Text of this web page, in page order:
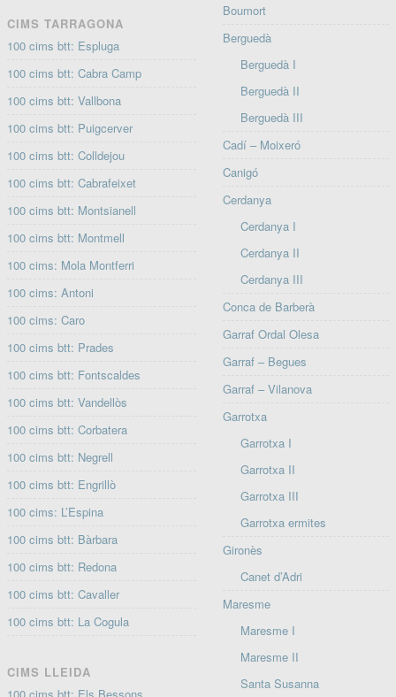
CIMS TARRAGONA
100 cims btt: Espluga
100 cims btt: Cabra Camp
100 cims btt: Vallbona
100 cims btt: Puigcerver
100 cims btt: Colldejou
100 cims btt: Cabrafeixet
100 cims btt: Montsianell
100 cims btt: Montmell
100 cims: Mola Montferri
100 cims: Antoni
100 cims: Caro
100 cims btt: Prades
100 cims btt: Fontscaldes
100 cims btt: Vandellòs
100 cims btt: Corbatera
100 cims btt: Negrell
100 cims btt: Engrillò
100 cims: L’Espina
100 cims btt: Bàrbara
100 cims btt: Redona
100 cims btt: Cavaller
100 cims btt: La Cogula
CIMS LLEIDA
Boumort
Berguedà
Berguedà I
Berguedà II
Berguedà III
Cadí – Moixeró
Canigó
Cerdanya
Cerdanya I
Cerdanya II
Cerdanya III
Conca de Barberà
Garraf Ordal Olesa
Garraf – Begues
Garraf – Vilanova
Garrotxa
Garrotxa I
Garrotxa II
Garrotxa III
Garrotxa ermites
Gironès
Canet d’Adri
Maresme
Maresme I
Maresme II
Santa Susanna